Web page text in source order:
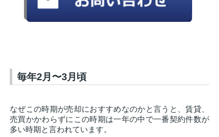
毎年2月〜3月頃
なぜこの時期が売却におすすめなのかと言うと、賃貸、
売買かかわらずにこの時期は一年の中で一番契約件数が
多い時期と言われています。